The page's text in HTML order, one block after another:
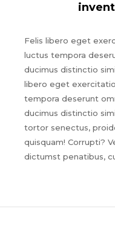
Felis libero eget
luctus tempora
ducimus distinctio
libero eget
tempora deserunt
ducimus distinctio
tortor senectus,
quisquam! Corrupti?
dictumst penatibus,